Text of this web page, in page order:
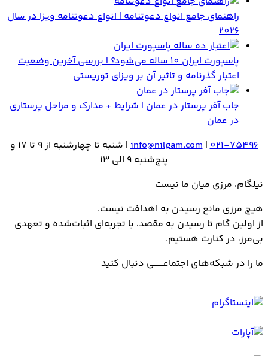
راهنمای جامع انواع دعوتنامه | انواع دعوتنامه ویزا در سال
2026
پاسپورت ایران 10 ساله می‌شود؟ | بررسی آخرین وضعیت
اعتبار گذرنامه و تاثیر آن بر ویزای توریستی
جاب آفر پرستار در عمان | شرایط + مدارک و مراحل پرستاری
در عمان
021-75496
|
info@nilgam.com
| شنبه تا چهارشنبه از 9 تا 17 و
پنج‌شنبه 9 الی 13
نیلگام، مرزی میان ما نیست
هیـچ مرزی مانع رسیـدن به اهدافت نیست.
از اولین گام تا رسیدن به مقصد، با تجربه‌ای اثبات‌شده و تعهدی
بی‌مرز، در کنارت هستیم.
ما را در شبکه‌هـای اجتماعــــــــی دنبال کنید